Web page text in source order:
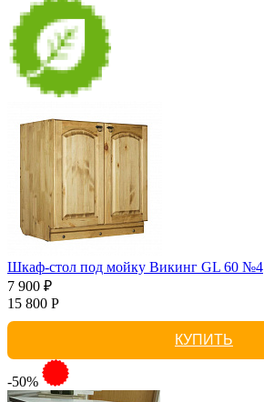
Шкаф-стол под мойку Викинг GL 60 №4
7 900 ₽
15 800 Р
КУПИТЬ
-50%